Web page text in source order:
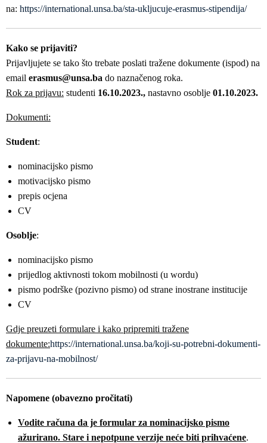
na: https://international.unsa.ba/sta-ukljucuje-erasmus-stipendija/
Kako se prijaviti?
Prijavljujete se tako što trebate poslati tražene dokumente (ispod) na
email erasmus@unsa.ba do naznačenog roka.
Rok za prijavu: studenti 16.10.2023., nastavno osoblje 01.10.2023.
Dokumenti:
Student:
nominacijsko pismo
motivacijsko pismo
prepis ocjena
CV
Osoblje:
nominacijsko pismo
prijedlog aktivnosti tokom mobilnosti (u wordu)
pismo podrške (pozivno pismo) od strane inostrane institucije
CV
Gdje preuzeti formulare i kako pripremiti tražene
dokumente:https://international.unsa.ba/koji-su-potrebni-dokumenti-
za-prijavu-na-mobilnost/
Napomene (obavezno pročitati)
Vodite računa da je formular za nominacijsko pismo
ažurirano. Stare i nepotpune verzije neće biti prihvaćene.